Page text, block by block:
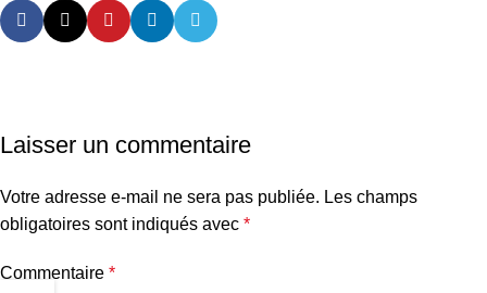
Laisser un commentaire
Votre adresse e-mail ne sera pas publiée. Les champs
obligatoires sont indiqués avec *
Commentaire *